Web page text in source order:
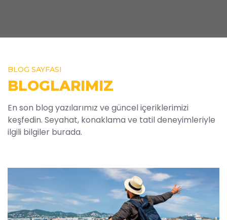
BLOG SAYFASI
BLOGLARIMIZ
En son blog yazılarımız ve güncel içeriklerimizi
keşfedin. Seyahat, konaklama ve tatil deneyimleriyle
ilgili bilgiler burada.